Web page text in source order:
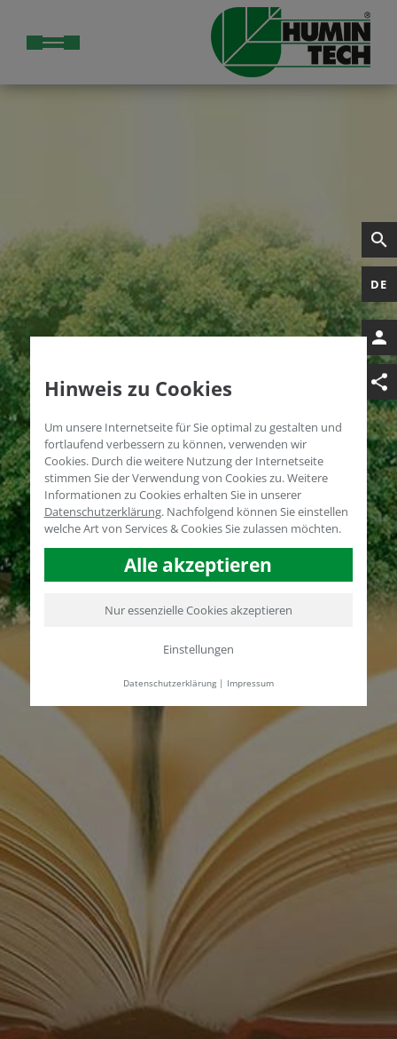
DE
Hinweis zu Cookies
Um unsere Internetseite für Sie optimal zu gestalten und
fortlaufend verbessern zu können, verwenden wir
Cookies. Durch die weitere Nutzung der Internetseite
stimmen Sie der Verwendung von Cookies zu. Weitere
Informationen zu Cookies erhalten Sie in unserer
Datenschutzerklärung. Nachfolgend können Sie einstellen
welche Art von Services & Cookies Sie zulassen möchten.
Alle akzeptieren
Nur essenzielle Cookies akzeptieren
Einstellungen
Datenschutzerklärung| Impressum